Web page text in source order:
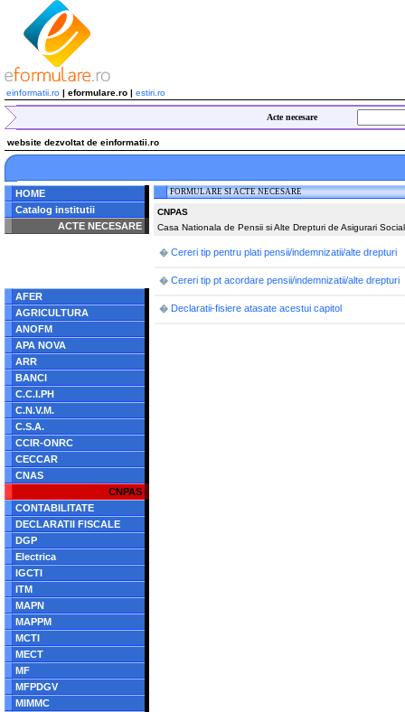
einformatii.ro | eformulare.ro | estiri.ro
Acte necesare
website dezvoltat de einformatii.ro
HOME
Catalog institutii
ACTE NECESARE
AFER
AGRICULTURA
ANOFM
APA NOVA
ARR
BANCI
C.C.I.PH
C.N.V.M.
C.S.A.
CCIR-ONRC
CECCAR
CNAS
CNPAS
CONTABILITATE
DECLARATII FISCALE
DGP
Electrica
IGCTI
ITM
MAPN
MAPPM
MCTI
MECT
MF
MFPDGV
MIMMC
FORMULARE SI ACTE NECESARE
CNPAS
Casa Nationala de Pensii si Alte Drepturi de Asigurari
� Cereri tip pentru plati pensii/indemnizatii/alte drepturi
� Cereri tip pt acordare pensii/indemnizatii/alte drepturi
� Declaratii-fisiere atasate acestui capitol